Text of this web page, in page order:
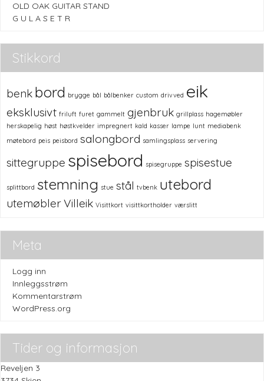
OLD OAK GUITAR STAND
G U L A S E T R
Stikkord
benk bord brygge bål bålbenker custom drivved eik
eksklusivt friluft furet gammelt gjenbruk grillplass hagemøbler
herskapelig høst høstkvelder impregnert kald kasser lampe lunt mediabenk
møtebord peis peisbord salongbord samlingsplass servering
sittegruppe spisebord spisegruppe spisestue
splittbord stemning stue stål tvbenk utebord
utemøblerVilleik Visittkort visittkortholder værslitt
Meta
Logg inn
Innleggsstrøm
Kommentarstrøm
WordPress.org
Tider og informasjon
Reveljen 3